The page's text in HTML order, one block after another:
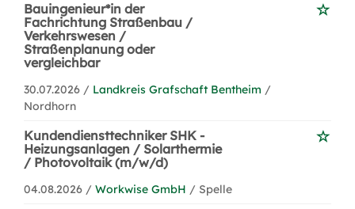
Bauingenieur*in der
Fachrichtung Straßenbau /
Verkehrswesen /
Straßenplanung oder
vergleichbar
30.07.2026 / Landkreis Grafschaft Bentheim /
Nordhorn
Kundendiensttechniker SHK -
Heizungsanlagen / Solarthermie
/ Photovoltaik (m/w/d)
04.08.2026 / Workwise GmbH / Spelle